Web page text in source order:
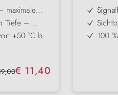
maximale
und
Tiefe –
und
+50 °C bis
ausdauernd
€ 11,40
Preis:
100